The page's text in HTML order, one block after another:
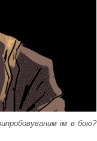
їм в бою?